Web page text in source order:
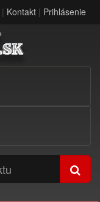
| Kontakt | Prihlásenie